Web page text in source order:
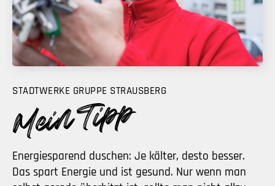
STADTWERKE GRUPPE STRAUSBERG
Energiesparend duschen: Je kälter, desto besser.
Das spart Energie und ist gesund. Nur wenn man